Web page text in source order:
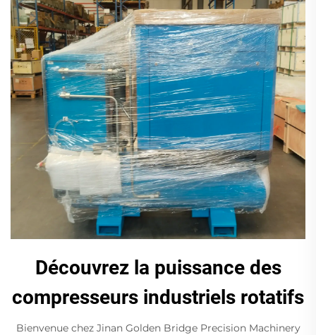
Découvrez la puissance des
compresseurs industriels rotatifs
Bienvenue chez Jinan Golden Bridge Precision Machinery